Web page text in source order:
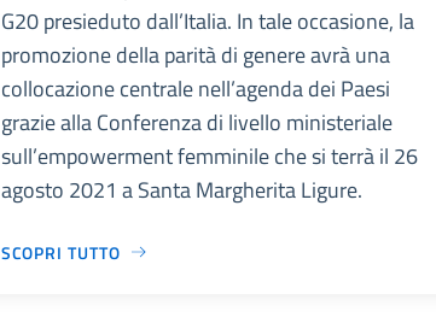
G20 presieduto dall’Italia. In tale occasione, la
promozione della parità di genere avrà una
collocazione centrale nell’agenda dei Paesi
grazie alla Conferenza di livello ministeriale
sull’empowerment femminile che si terrà il 26
agosto 2021 a Santa Margherita Ligure.
SCOPRI TUTTO